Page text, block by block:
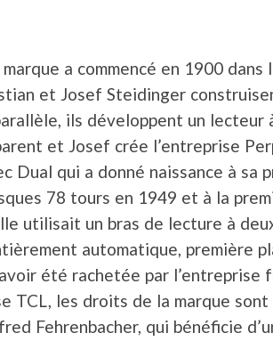
marque a commencé en 1900
et Josef Steidinger
ils développent un lecteur
et Josef crée l’entreprise
Dual qui a donné naissance à sa
78 tours en 1949 et à la
utilisait un bras de lecture à
automatique, première
été rachetée par l’entreprise
TCL, les droits de la marque
Fehrenbacher, qui bénéficie